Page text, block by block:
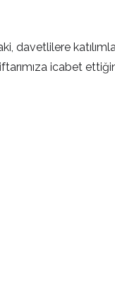
davetlilere
icabet